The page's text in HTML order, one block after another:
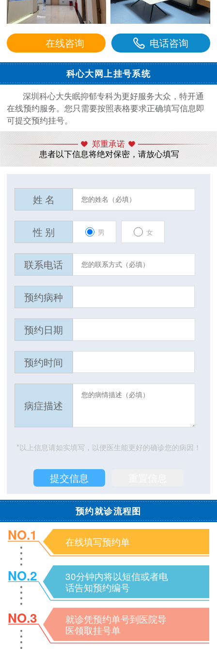
在线咨询 电话咨询
科心大网上挂号系统
深圳科心大失眠抑郁专科为更好服务大众，特开通
在线预约服务。您只需要按照表格要求正确填写信息即
可提交预约挂号。
郑重承诺
患者以下信息将绝对保密，请放心填写
姓 名
性 别 男 女
联系电话
预约病种
预约日期
预约时间
病症描述
*以上信息请如实填写，以便医生能更好的确诊您的病因！
预约就诊流程图
NO.1 在线填写预约单
NO.2
30分钟内将以短信或者电
话告知预约编号
NO.3
就诊凭预约单号到医院导
医领取挂号单